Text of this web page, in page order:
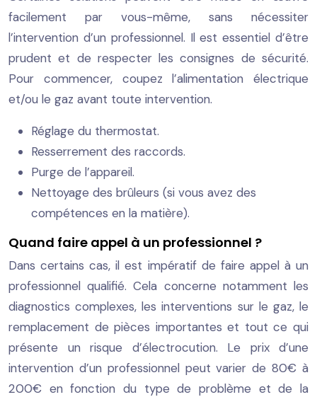
facilement par vous-même, sans nécessiter
l’intervention d’un professionnel. Il est essentiel d’être
prudent et de respecter les consignes de sécurité.
Pour commencer, coupez l’alimentation électrique
et/ou le gaz avant toute intervention.
Réglage du thermostat.
Resserrement des raccords.
Purge de l’appareil.
Nettoyage des brûleurs (si vous avez des
compétences en la matière).
Quand faire appel à un professionnel ?
Dans certains cas, il est impératif de faire appel à un
professionnel qualifié. Cela concerne notamment les
diagnostics complexes, les interventions sur le gaz, le
remplacement de pièces importantes et tout ce qui
présente un risque d’électrocution. Le prix d’une
intervention d’un professionnel peut varier de 80€ à
200€ en fonction du type de problème et de la